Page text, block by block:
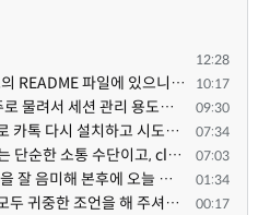
12:28
구체적인 설치 방법은 저장소의 README 파일에 있으니, 본문은 좀 덜 복잡해 보이도록^^ 줄여 보시면 어떨까... 10:17
메인 채팅방은 경량 모델 위주로 물려서 세션 관리 용도로만 쓰고, 각 기능 구현 세션은 디스코드 내의 스레... 09:30
12시간 지나서 갤럭시플립8로 카톡 다시 설치하고 시도했는데 같은 전화번호로 가입된 카카오톡이 있다고 나... 07:34
으아.. 복잡하군요.. 디스코드는 단순한 소통 수단이고, claude와 codex를 엮어서 author / reviewer를 나누... 07:03
기진님과 YJSoft님들의 댓글을 잘 음미해 본후에 오늘 이시간부터 저를 도와 주는 챗지피티와 저는 /XE 에 ... 01:34
기진곰님과 YJSoft님, 두 분 모두 귀중한 조언을 해 주셔서 진심으로 감사드립니다. 두 분의 답변을 여러 번... 00:17